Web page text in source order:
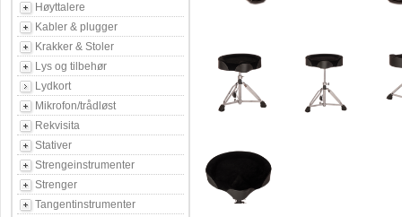
Høyttalere
Kabler & plugger
Krakker & Stoler
Lys og tilbehør
Lydkort
Mikrofon/trådløst
Rekvisita
Stativer
Strengeinstrumenter
Strenger
Tangentinstrumenter